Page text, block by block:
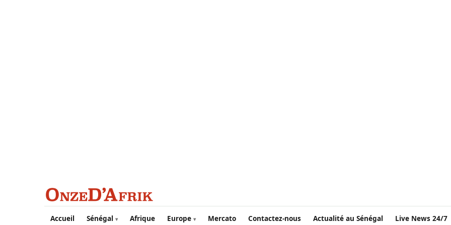
Aller au contenu principal
Accueil Sénégal Afrique Europe Mercato Contactez-nous Actualité au Sénégal Live News 24/7